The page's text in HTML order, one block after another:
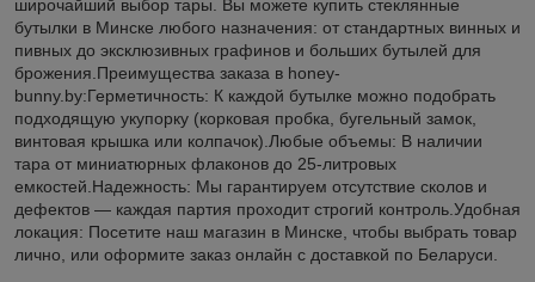
широчайший выбор тары. Вы можете купить стеклянные
бутылки в Минске любого назначения: от стандартных винных и
пивных до эксклюзивных графинов и больших бутылей для
брожения.Преимущества заказа в honey-
bunny.by:Герметичность: К каждой бутылке можно подобрать
подходящую укупорку (корковая пробка, бугельный замок,
винтовая крышка или колпачок).Любые объемы: В наличии
тара от миниатюрных флаконов до 25-литровых
емкостей.Надежность: Мы гарантируем отсутствие сколов и
дефектов — каждая партия проходит строгий контроль.Удобная
локация: Посетите наш магазин в Минске, чтобы выбрать товар
лично, или оформите заказ онлайн с доставкой по Беларуси.